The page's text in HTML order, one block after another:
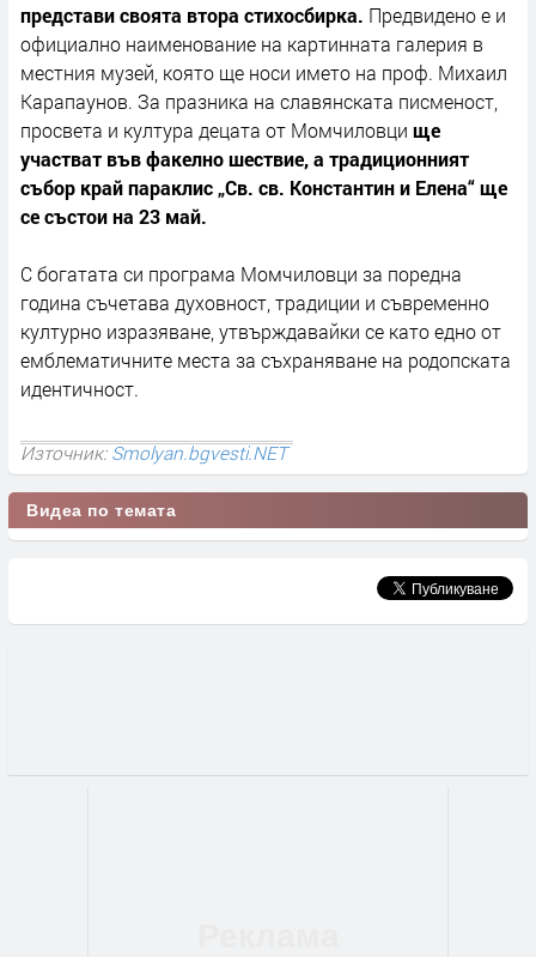
представи своята втора стихосбирка. Предвидено е и
официално наименование на картинната галерия в
местния музей, която ще носи името на проф. Михаил
Карапаунов. За празника на славянската писменост,
просвета и култура децата от Момчиловци ще
участват във факелно шествие, а традиционният
събор край параклис „Св. св. Константин и Елена“ ще
се състои на 23 май.
С богатата си програма Момчиловци за поредна
година съчетава духовност, традиции и съвременно
културно изразяване, утвърждавайки се като едно от
емблематичните места за съхраняване на родопската
идентичност.
Източник:Smolyan.bgvesti.NET
Видеа по темата